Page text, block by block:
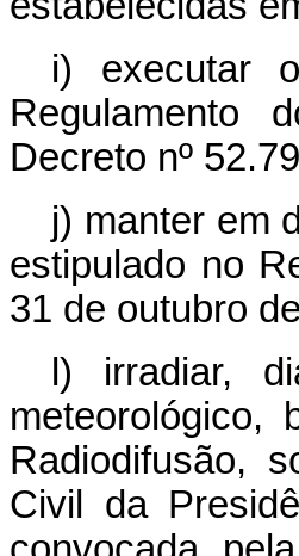
i) executar
Regulamento
Decreto nº
j) manter em
estipulado no
31 de outubro
l) irradiar,
meteorológico,
Radiodifusão,
Civil da